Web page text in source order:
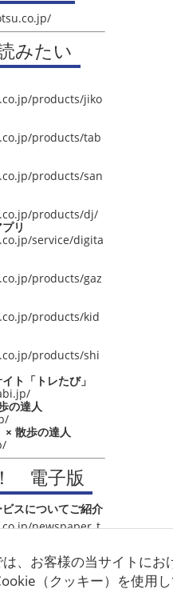
、お客様の当サイトに
（クッキー）を使用し
みたい
products/jiko
products/tab
products/san
products/dj/
リ
service/digita
products/gaz
products/kid
products/shi
ト「トレたび」
の達人
× 散歩の達人
電子版
スについてご紹介
newspaper_t